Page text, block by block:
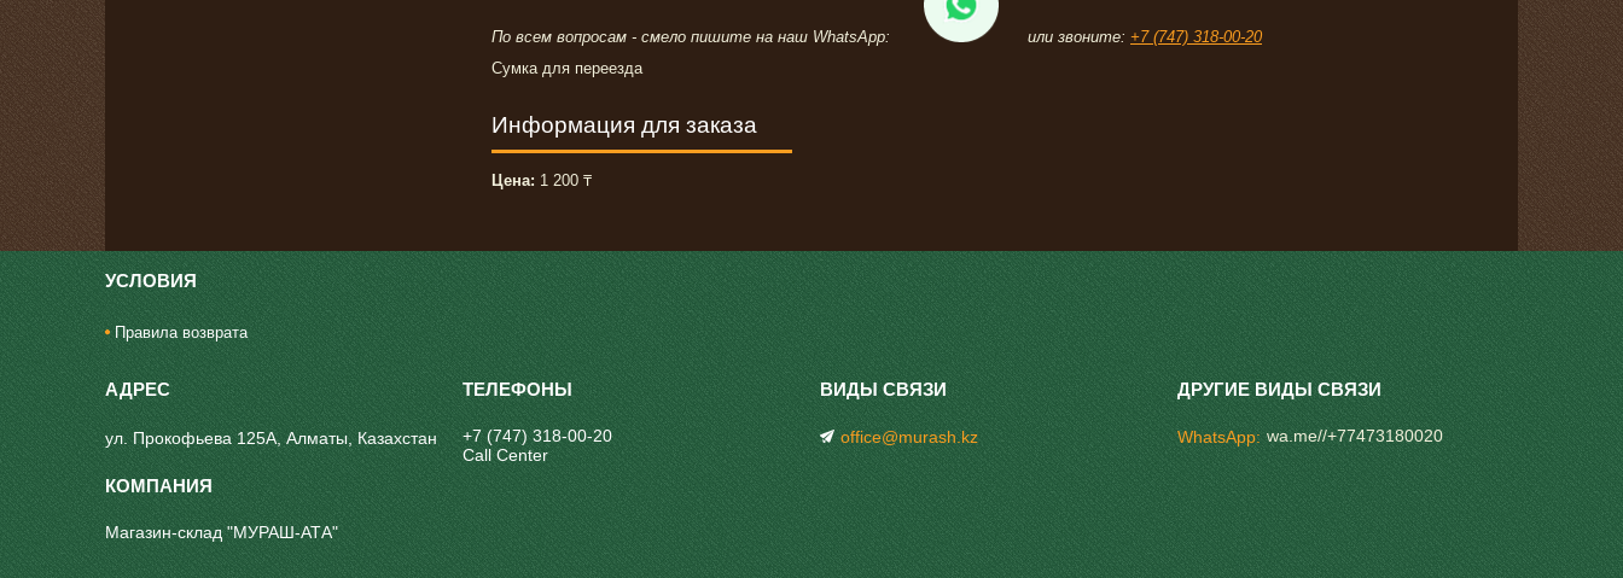
По всем вопросам - смело пишите на наш WhatsApp: или звоните: +7 (747) 318-00-20
Сумка для переезда
Информация для заказа
Цена: 1 200 ₸
УСЛОВИЯ
Правила возврата
ул. Прокофьева 125А, Алматы, Казахстан
Магазин-склад "МУРАШ-АТА"
+7 (747) 318-00-20
Call Center
office@murash.kz WhatsApp wa.me//+77473180020